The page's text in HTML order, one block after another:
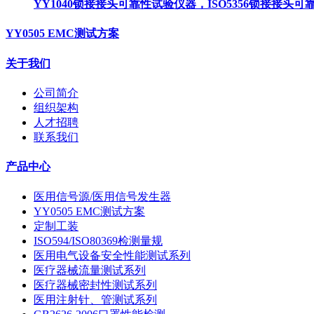
YY1040锁接接头可靠性试验仪器，ISO5356锁接接头可
YY0505 EMC测试方案
关于我们
公司简介
组织架构
人才招聘
联系我们
产品中心
医用信号源/医用信号发生器
YY0505 EMC测试方案
定制工装
ISO594/ISO80369检测量规
医用电气设备安全性能测试系列
医疗器械流量测试系列
医疗器械密封性测试系列
医用注射针、管测试系列